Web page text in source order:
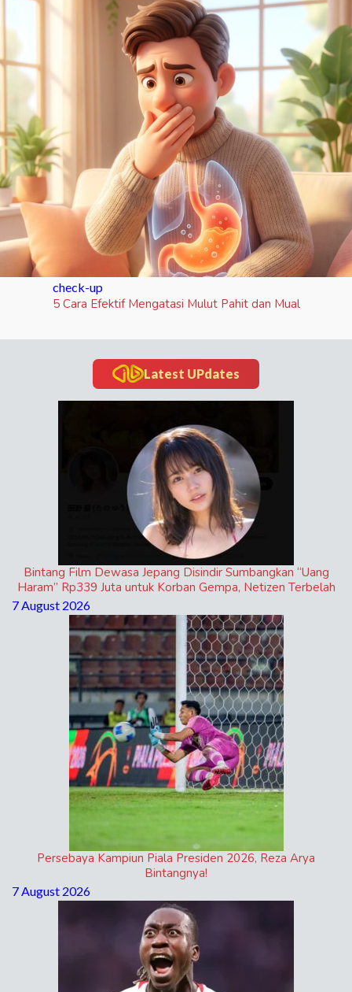
check-up
5 Cara Efektif Mengatasi Mulut Pahit dan Mual
Latest UPdates
Bintang Film Dewasa Jepang Disindir Sumbangkan “Uang
Haram” Rp339 Juta untuk Korban Gempa, Netizen Terbelah
7 August 2026
Persebaya Kampiun Piala Presiden 2026, Reza Arya
Bintangnya!
7 August 2026